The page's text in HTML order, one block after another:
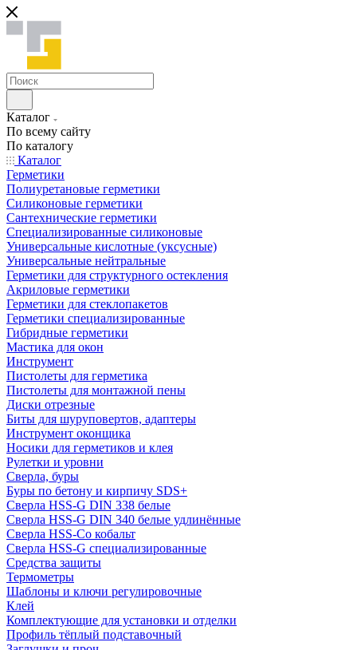
Каталог
По всему сайту
По каталогу
Каталог
Герметики
Полиуретановые герметики
Силиконовые герметики
Сантехнические герметики
Специализированные силиконовые
Универсальные кислотные (уксусные)
Универсальные нейтральные
Герметики для структурного остекления
Акриловые герметики
Герметики для стеклопакетов
Герметики специализированные
Гибридные герметики
Мастика для окон
Инструмент
Пистолеты для герметика
Пистолеты для монтажной пены
Диски отрезные
Биты для шуруповертов, адаптеры
Инструмент оконщика
Носики для герметиков и клея
Рулетки и уровни
Сверла, буры
Буры по бетону и кирпичу SDS+
Сверла HSS-G DIN 338 белые
Сверла HSS-G DIN 340 белые удлинённые
Сверла HSS-Co кобальт
Сверла HSS-G специализированные
Средства защиты
Термометры
Шаблоны и ключи регулировочные
Клей
Комплектующие для установки и отделки
Профиль тёплый подставочный